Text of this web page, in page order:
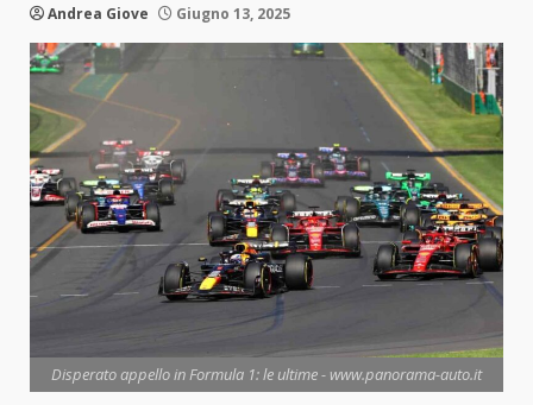
Andrea Giove Giugno 13, 2025
Disperato appello in Formula 1: le ultime - www.panorama-auto.it